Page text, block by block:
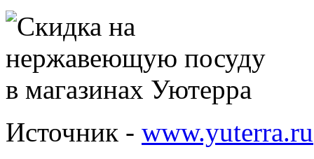
Источник - www.yuterra.ru